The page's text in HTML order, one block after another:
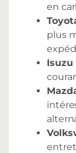
en
plus
Isuzu